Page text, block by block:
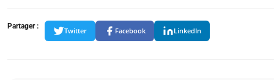
Partager :
Twitter Facebook LinkedIn